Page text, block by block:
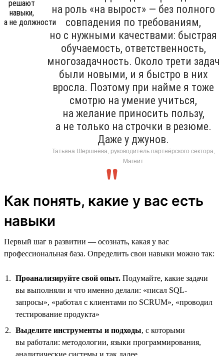
на роль «на вырост» — без полного
совпадения по требованиям,
но с нужными качествами: быстрая
обучаемость, ответственность,
многозадачность. Около трети задач
были новыми, и я быстро в них
вросла. Поэтому при найме я тоже
смотрю на умение учиться,
на желание приносить пользу,
а не только на строчки в резюме.
Даже у джунов.
Татьяна Шершнёва, руководитель партнёрского сектора,
Магнит
Как понять, какие у вас есть
навыки
Первый шаг в развитии — осознать, какая у вас
профессиональная база. Определить свои навыки можно так:
Проанализируйте свой опыт. Подумайте, какие задачи
вы выполняли и что именно делали: «писал SQL-
запросы», «работал с клиентами по SCRUM», «проводил
тестирование продукта»
Выделите инструменты и подходы, с которыми
вы работали: методологии, языки программирования,
аналитические системы и так далее